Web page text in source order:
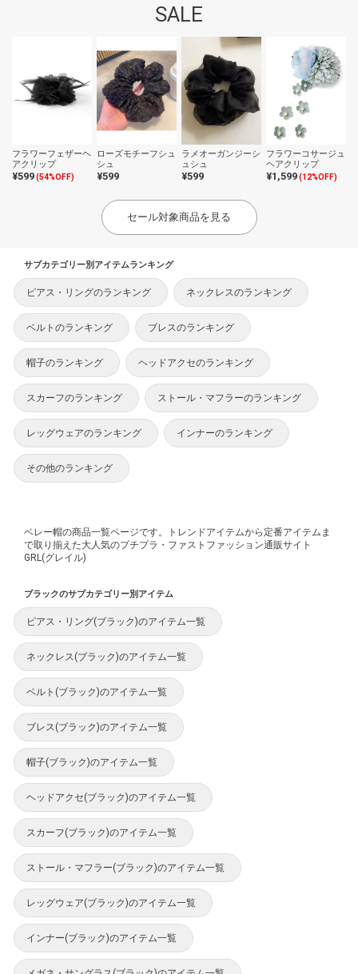
SALE
フラワーフェザーヘ
アクリップ
¥599(54%OFF)
ローズモチーフシュ
シュ
¥599
ラメオーガンジーシ
ュシュ
¥599
フラワーコサージュ
ヘアクリップ
¥1,599(12%OFF)
セール対象商品を見る
サブカテゴリー別アイテムランキング
ピアス・リングのランキング ネックレスのランキング
ベルトのランキング ブレスのランキング
帽子のランキング ヘッドアクセのランキング
スカーフのランキング ストール・マフラーのランキング
レッグウェアのランキング インナーのランキング
その他のランキング
ベレー帽の商品一覧ページです。トレンドアイテムから定番アイテムま
で取り揃えた大人気のプチプラ・ファストファッション通販サイト
GRL(グレイル)
ブラックのサブカテゴリー別アイテム
ピアス・リング(ブラック)のアイテム一覧
ネックレス(ブラック)のアイテム一覧
ベルト(ブラック)のアイテム一覧
ブレス(ブラック)のアイテム一覧
帽子(ブラック)のアイテム一覧
ヘッドアクセ(ブラック)のアイテム一覧
スカーフ(ブラック)のアイテム一覧
ストール・マフラー(ブラック)のアイテム一覧
レッグウェア(ブラック)のアイテム一覧
インナー(ブラック)のアイテム一覧